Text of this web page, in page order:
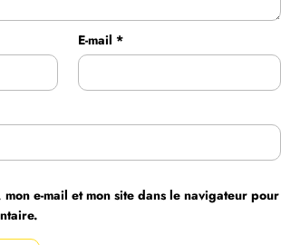
E-mail *
e-mail et mon site dans le navigateur pour